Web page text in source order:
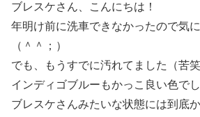
ブレスケさん、こんにちは！
年明け前に洗車できなかったので気
（＾＾；）
でも、もうすでに汚れてました（苦笑
インディゴブルーもかっこ良い色で
ブレスケさんみたいな状態には到底